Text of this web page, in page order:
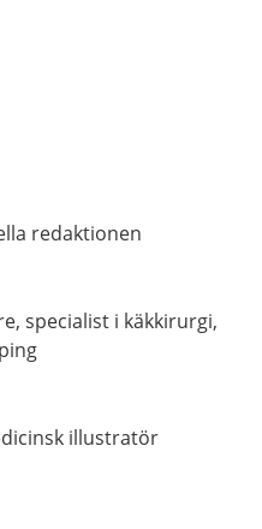
redaktionen
specialist i käkkirurgi,
illustratör